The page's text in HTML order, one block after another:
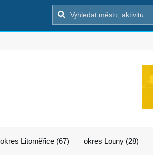
okres Litoměřice (67) okres Louny (28)